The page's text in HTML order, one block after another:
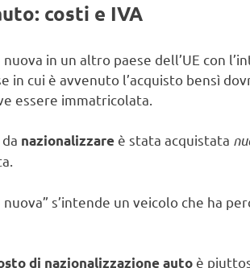
costi e IVA
in un altro paese dell’UE con
in cui è avvenuto l’acquisto bensì
essere immatricolata.
da nazionalizzare è stata acquistata
s’intende un veicolo che ha
di nazionalizzazione auto è